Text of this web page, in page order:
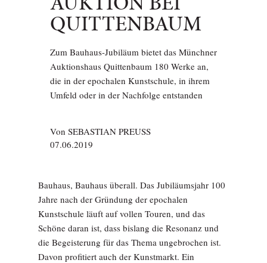
QUITTENBAUM
Zum Bauhaus-Jubiläum bietet das Münchner
Auktionshaus Quittenbaum 180 Werke an,
die in der epochalen Kunstschule, in ihrem
Umfeld oder in der Nachfolge entstanden
Von SEBASTIAN PREUSS
07.06.2019
Bauhaus, Bauhaus überall. Das Jubiläumsjahr 100
Jahre nach der Gründung der epochalen
Kunstschule läuft auf vollen Touren, und das
Schöne daran ist, dass bislang die Resonanz und
die Begeisterung für das Thema ungebrochen ist.
Davon profitiert auch der Kunstmarkt. Ein